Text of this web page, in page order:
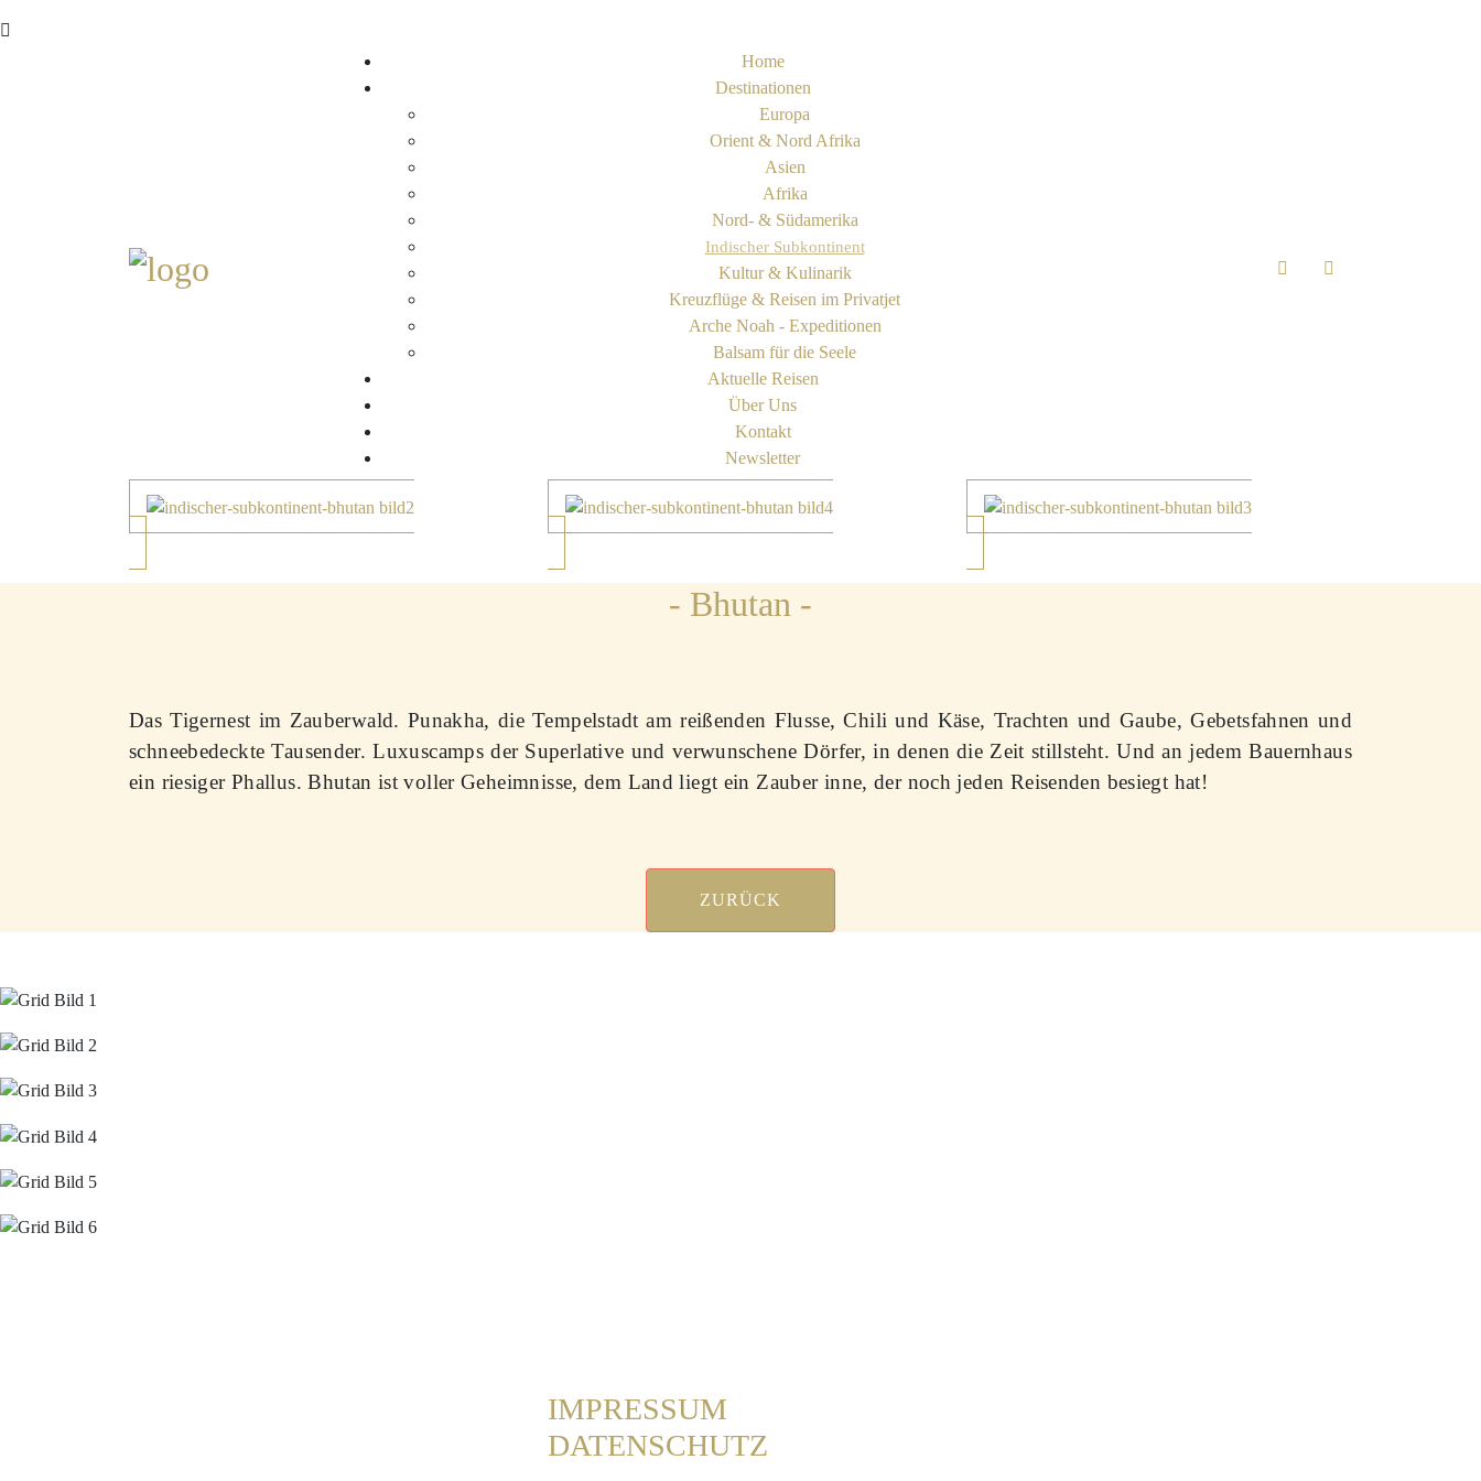
Home
Destinationen
Europa
Orient & Nord Afrika
Asien
Afrika
Nord- & Südamerika
Indischer Subkontinent
Kultur & Kulinarik
Kreuzflüge & Reisen im Privatjet
Arche Noah - Expeditionen
Balsam für die Seele
Aktuelle Reisen
Über Uns
Kontakt
Newsletter
- Bhutan -
Das Tigernest im Zauberwald. Punakha, die Tempelstadt am reißenden Flusse, Chili und Käse, Trachten und Gaube, Gebetsfahnen und
schneebedeckte Tausender. Luxuscamps der Superlative und verwunschene Dörfer, in denen die Zeit stillsteht. Und an jedem Bauernhaus
ein riesiger Phallus. Bhutan ist voller Geheimnisse, dem Land liegt ein Zauber inne, der noch jeden Reisenden besiegt hat!
ZURÜCK
IMPRESSUM
DATENSCHUTZ